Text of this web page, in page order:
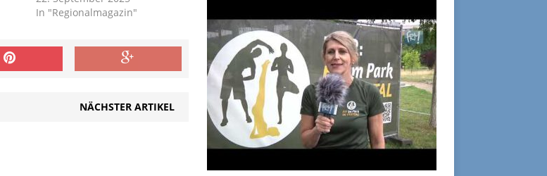
In "Regionalmagazin"
NÄCHSTER ARTIKEL